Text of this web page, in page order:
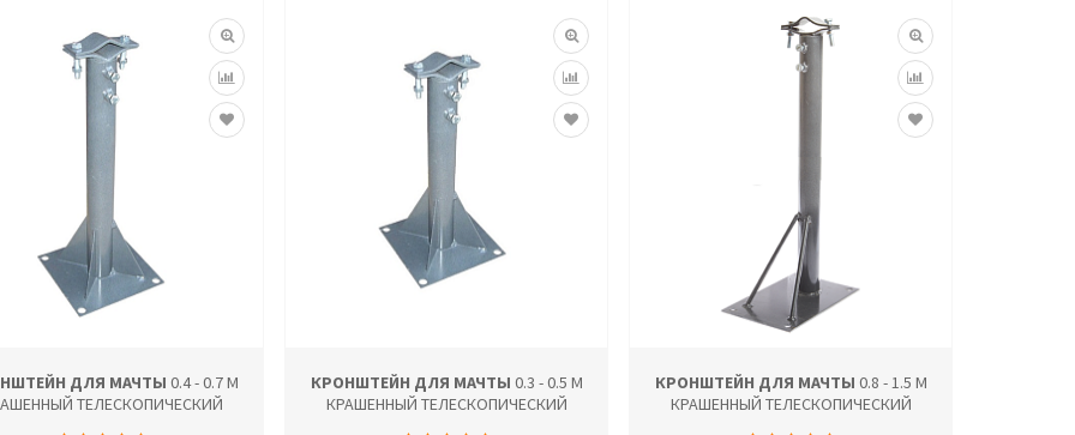
ДЛЯ МАЧТЫ 0.4 - 0.7 М
ТЕЛЕСКОПИЧЕСКИЙ
КРОНШТЕЙН ДЛЯ МАЧТЫ 0.3 - 0.5 М
КРАШЕННЫЙ ТЕЛЕСКОПИЧЕСКИЙ
КРОНШТЕЙН ДЛЯ МАЧТЫ 0.8 - 1.5 М
КРАШЕННЫЙ ТЕЛЕСКОПИЧЕСКИЙ